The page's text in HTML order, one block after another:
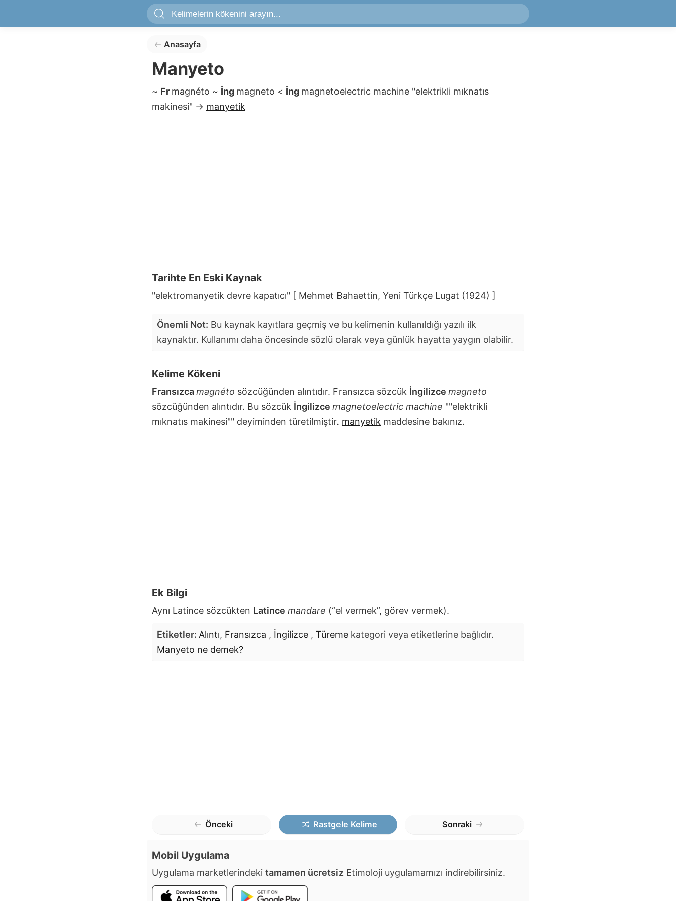
Anasayfa
Manyeto
~ Fr magnéto ~ İng magneto < İng magnetoelectric machine "elektrikli mıknatıs
makinesi" → manyetik
Tarihte En Eski Kaynak
"elektromanyetik devre kapatıcı" [ Mehmet Bahaettin, Yeni Türkçe Lugat (1924) ]
Önemli Not: Bu kaynak kayıtlara geçmiş ve bu kelimenin kullanıldığı yazılı ilk
kaynaktır. Kullanımı daha öncesinde sözlü olarak veya günlük hayatta yaygın olabilir.
Kelime Kökeni
Fransızcamagnéto sözcüğünden alıntıdır. Fransızca sözcük İngilizce magneto
sözcüğünden alıntıdır. Bu sözcük İngilizce magnetoelectric machine ""elektrikli
mıknatıs makinesi"" deyiminden türetilmiştir. manyetik maddesine bakınız.
Ek Bilgi
Aynı Latince sözcükten Latince mandare (“el vermek”, görev vermek).
Etiketler: Alıntı, Fransızca , İngilizce , Türeme kategori veya etiketlerine bağlıdır.
Manyeto ne demek?
Önceki Rastgele Kelime Sonraki
Mobil Uygulama
Uygulama marketlerindeki tamamen ücretsiz Etimoloji uygulamamızı indirebilirsiniz.